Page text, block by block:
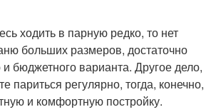
ходить в парную редко, то нет
больших размеров, достаточно
и бюджетного варианта. Другое дело,
париться регулярно, тогда, конечно,
и комфортную постройку.